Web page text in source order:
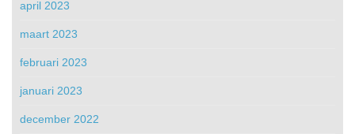
april 2023
maart 2023
februari 2023
januari 2023
december 2022